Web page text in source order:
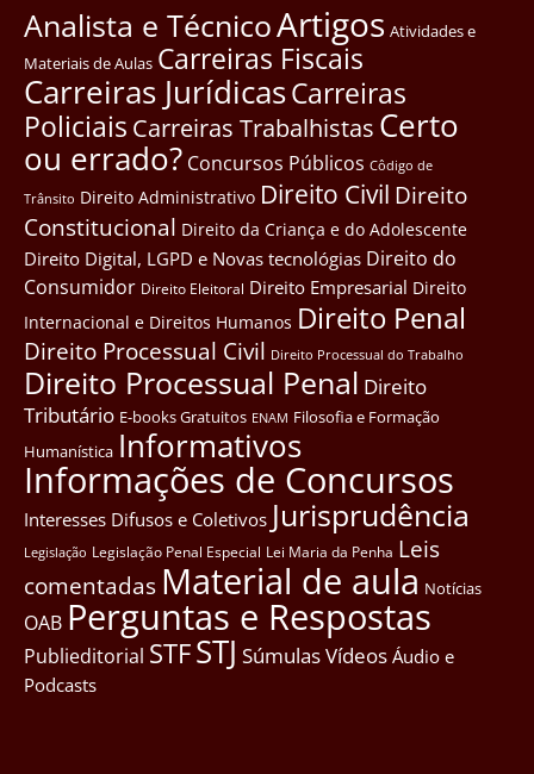
Analista e TécnicoArtigos Atividades e
Materiais de Aulas Carreiras Fiscais
Carreiras JurídicasCarreiras
Policiais Carreiras Trabalhistas Certo
ou errado? Concursos Públicos Côdigo de
Trânsito Direito Administrativo Direito Civil Direito
Constitucional Direito da Criança e do Adolescente
Direito Digital, LGPD e Novas tecnológias Direito do
Consumidor Direito Eleitoral Direito Empresarial Direito
Internacional e Direitos Humanos Direito Penal
Direito Processual Civil Direito Processual do Trabalho
Direito Processual Penal Direito
Tributário E-books Gratuitos ENAM Filosofia e Formação
Humanística Informativos
Informações de Concursos
Interesses Difusos e Coletivos Jurisprudência
Legislação Legislação Penal Especial Lei Maria da Penha Leis
comentadas Material de aula Notícias
OAB Perguntas e Respostas
Publieditorial STFSTJ SúmulasVídeos Áudio e
Podcasts